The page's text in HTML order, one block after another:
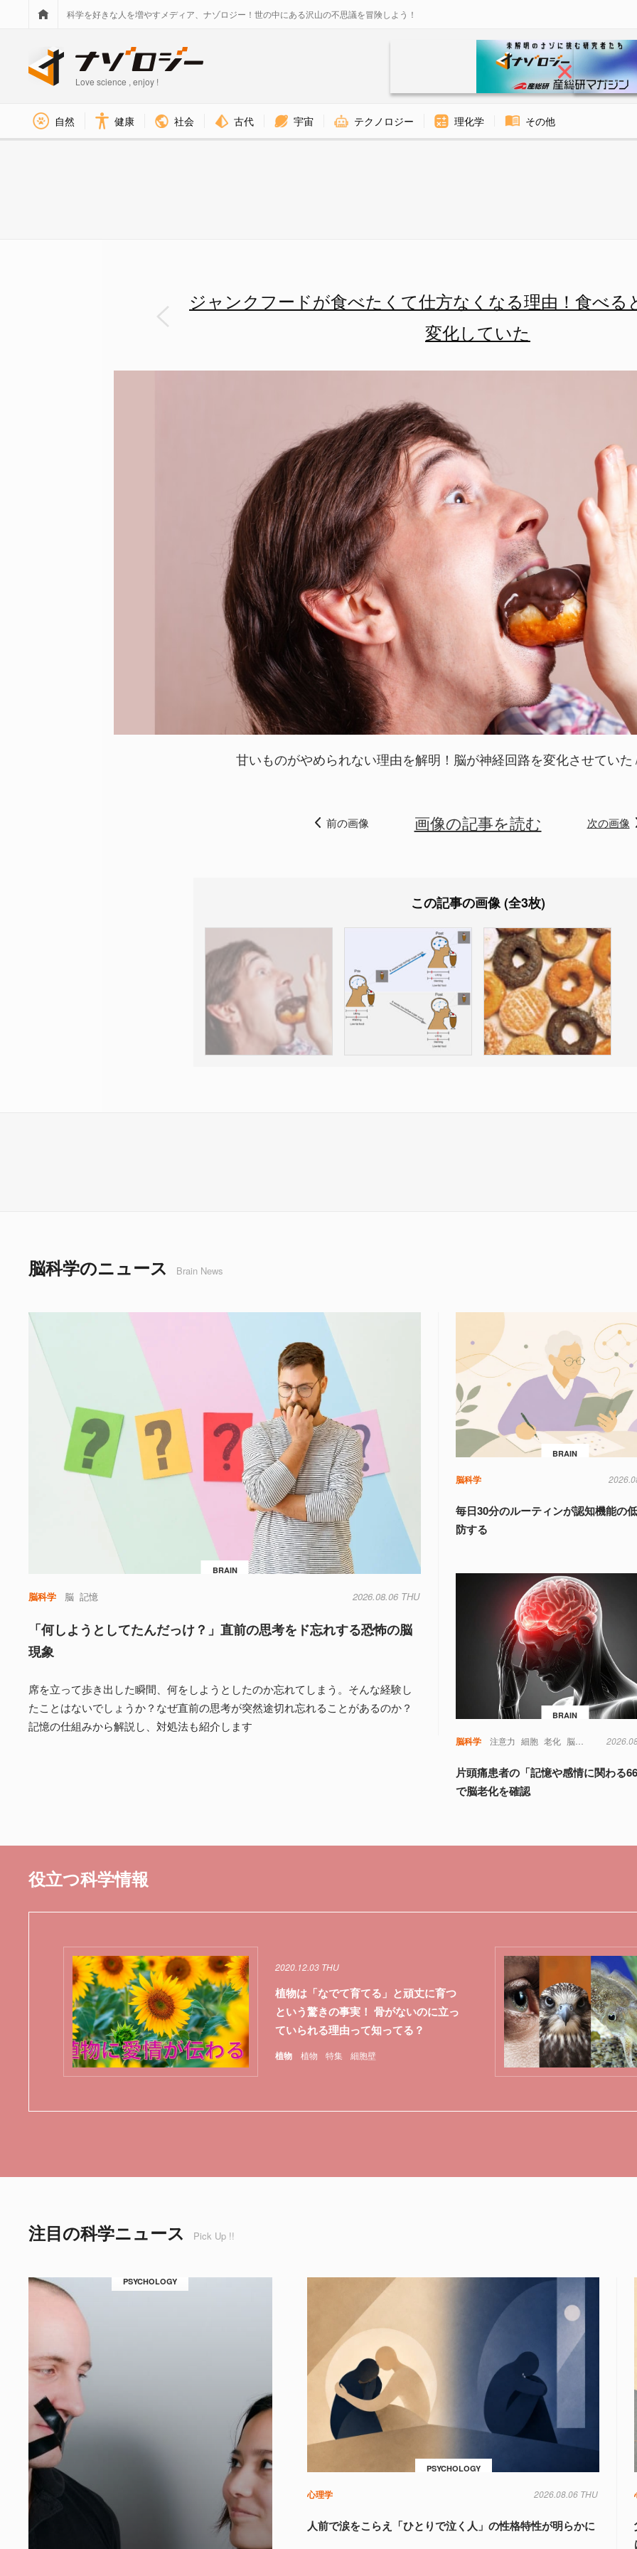
科学を好きな人を増やすメディア、ナゾロジー！世の中にある沢山の不思議を冒険しよう！
Love science , enjoy !
自然 健康 社会 古代 宇宙 テクノロジー 理化学 その他
ジャンクフードが食べたくて仕方なくなる理由！食べる
変化していた
甘いものがやめられない理由を解明！脳が神経回路を変化させていた
前の画像 画像の記事を読む 次の画像
この記事の画像 (全3枚)
脳科学のニュース Brain News
BRAIN
脳科学 脳 記憶 2026.08.06 THU
「何しようとしてたんだっけ？」直前の思考をド忘れする恐怖の脳
現象
席を立って歩き出した瞬間、何をしようとしたのか忘れてしまう。そんな経験し
たことはないでしょうか？なぜ直前の思考が突然途切れ忘れることがあるのか？
記憶の仕組みから解説し、対処法も紹介します
BRAIN
脳科学
毎日30分のルーティンが認知機能の
防する
BRAIN
脳科学 注意力 細胞 老化 脳 記憶
片頭痛患者の「記憶や感情に関わる66
で脳老化を確認
役立つ科学情報
植物 植物 特集 細胞壁
2020.12.03 THU
植物は「なでて育てる」と頑丈に育つ
という驚きの事実！ 骨がないのに立っ
ていられる理由って知ってる？
注目の科学ニュース Pick Up !!
PSYCHOLOGY
PSYCHOLOGY
心理学 2026.08.06 THU
人前で涙をこらえ「ひとりで泣く人」の性格特性が明らかに